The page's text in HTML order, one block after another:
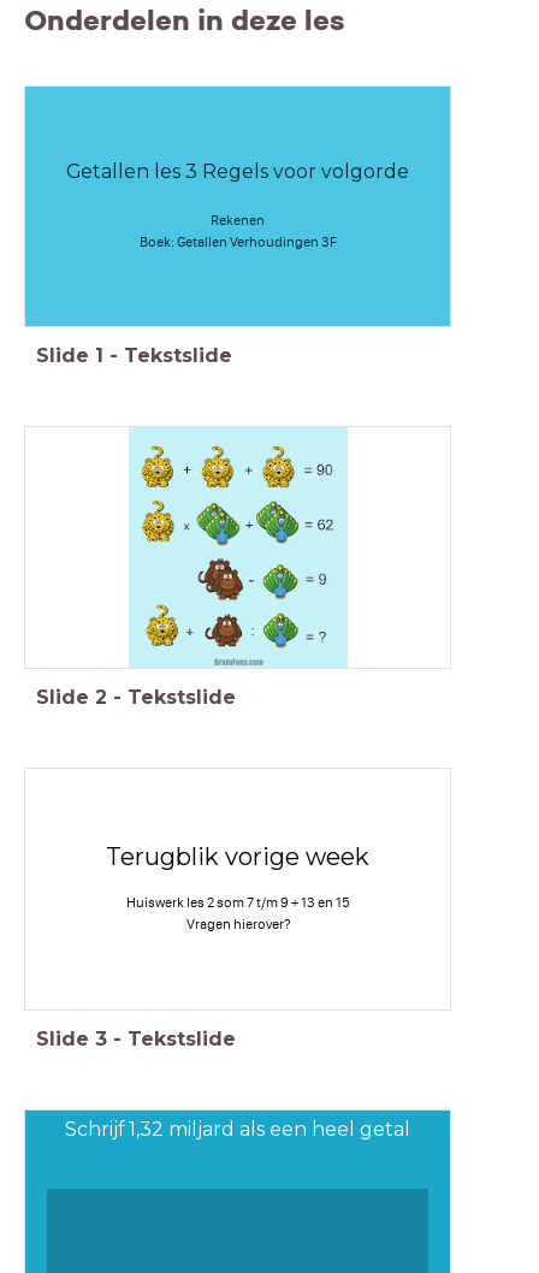
Onderdelen in deze les
Getallen les 3 Regels voor volgorde
Rekenen
Boek: Getallen Verhoudingen 3F
Slide 1 - Tekstslide
Slide 2 - Tekstslide
Terugblik vorige week
Huiswerk les 2 som 7 t/m 9 + 13 en 15
Vragen hierover?
Slide 3 - Tekstslide
Schrijf 1,32 miljard als een heel getal